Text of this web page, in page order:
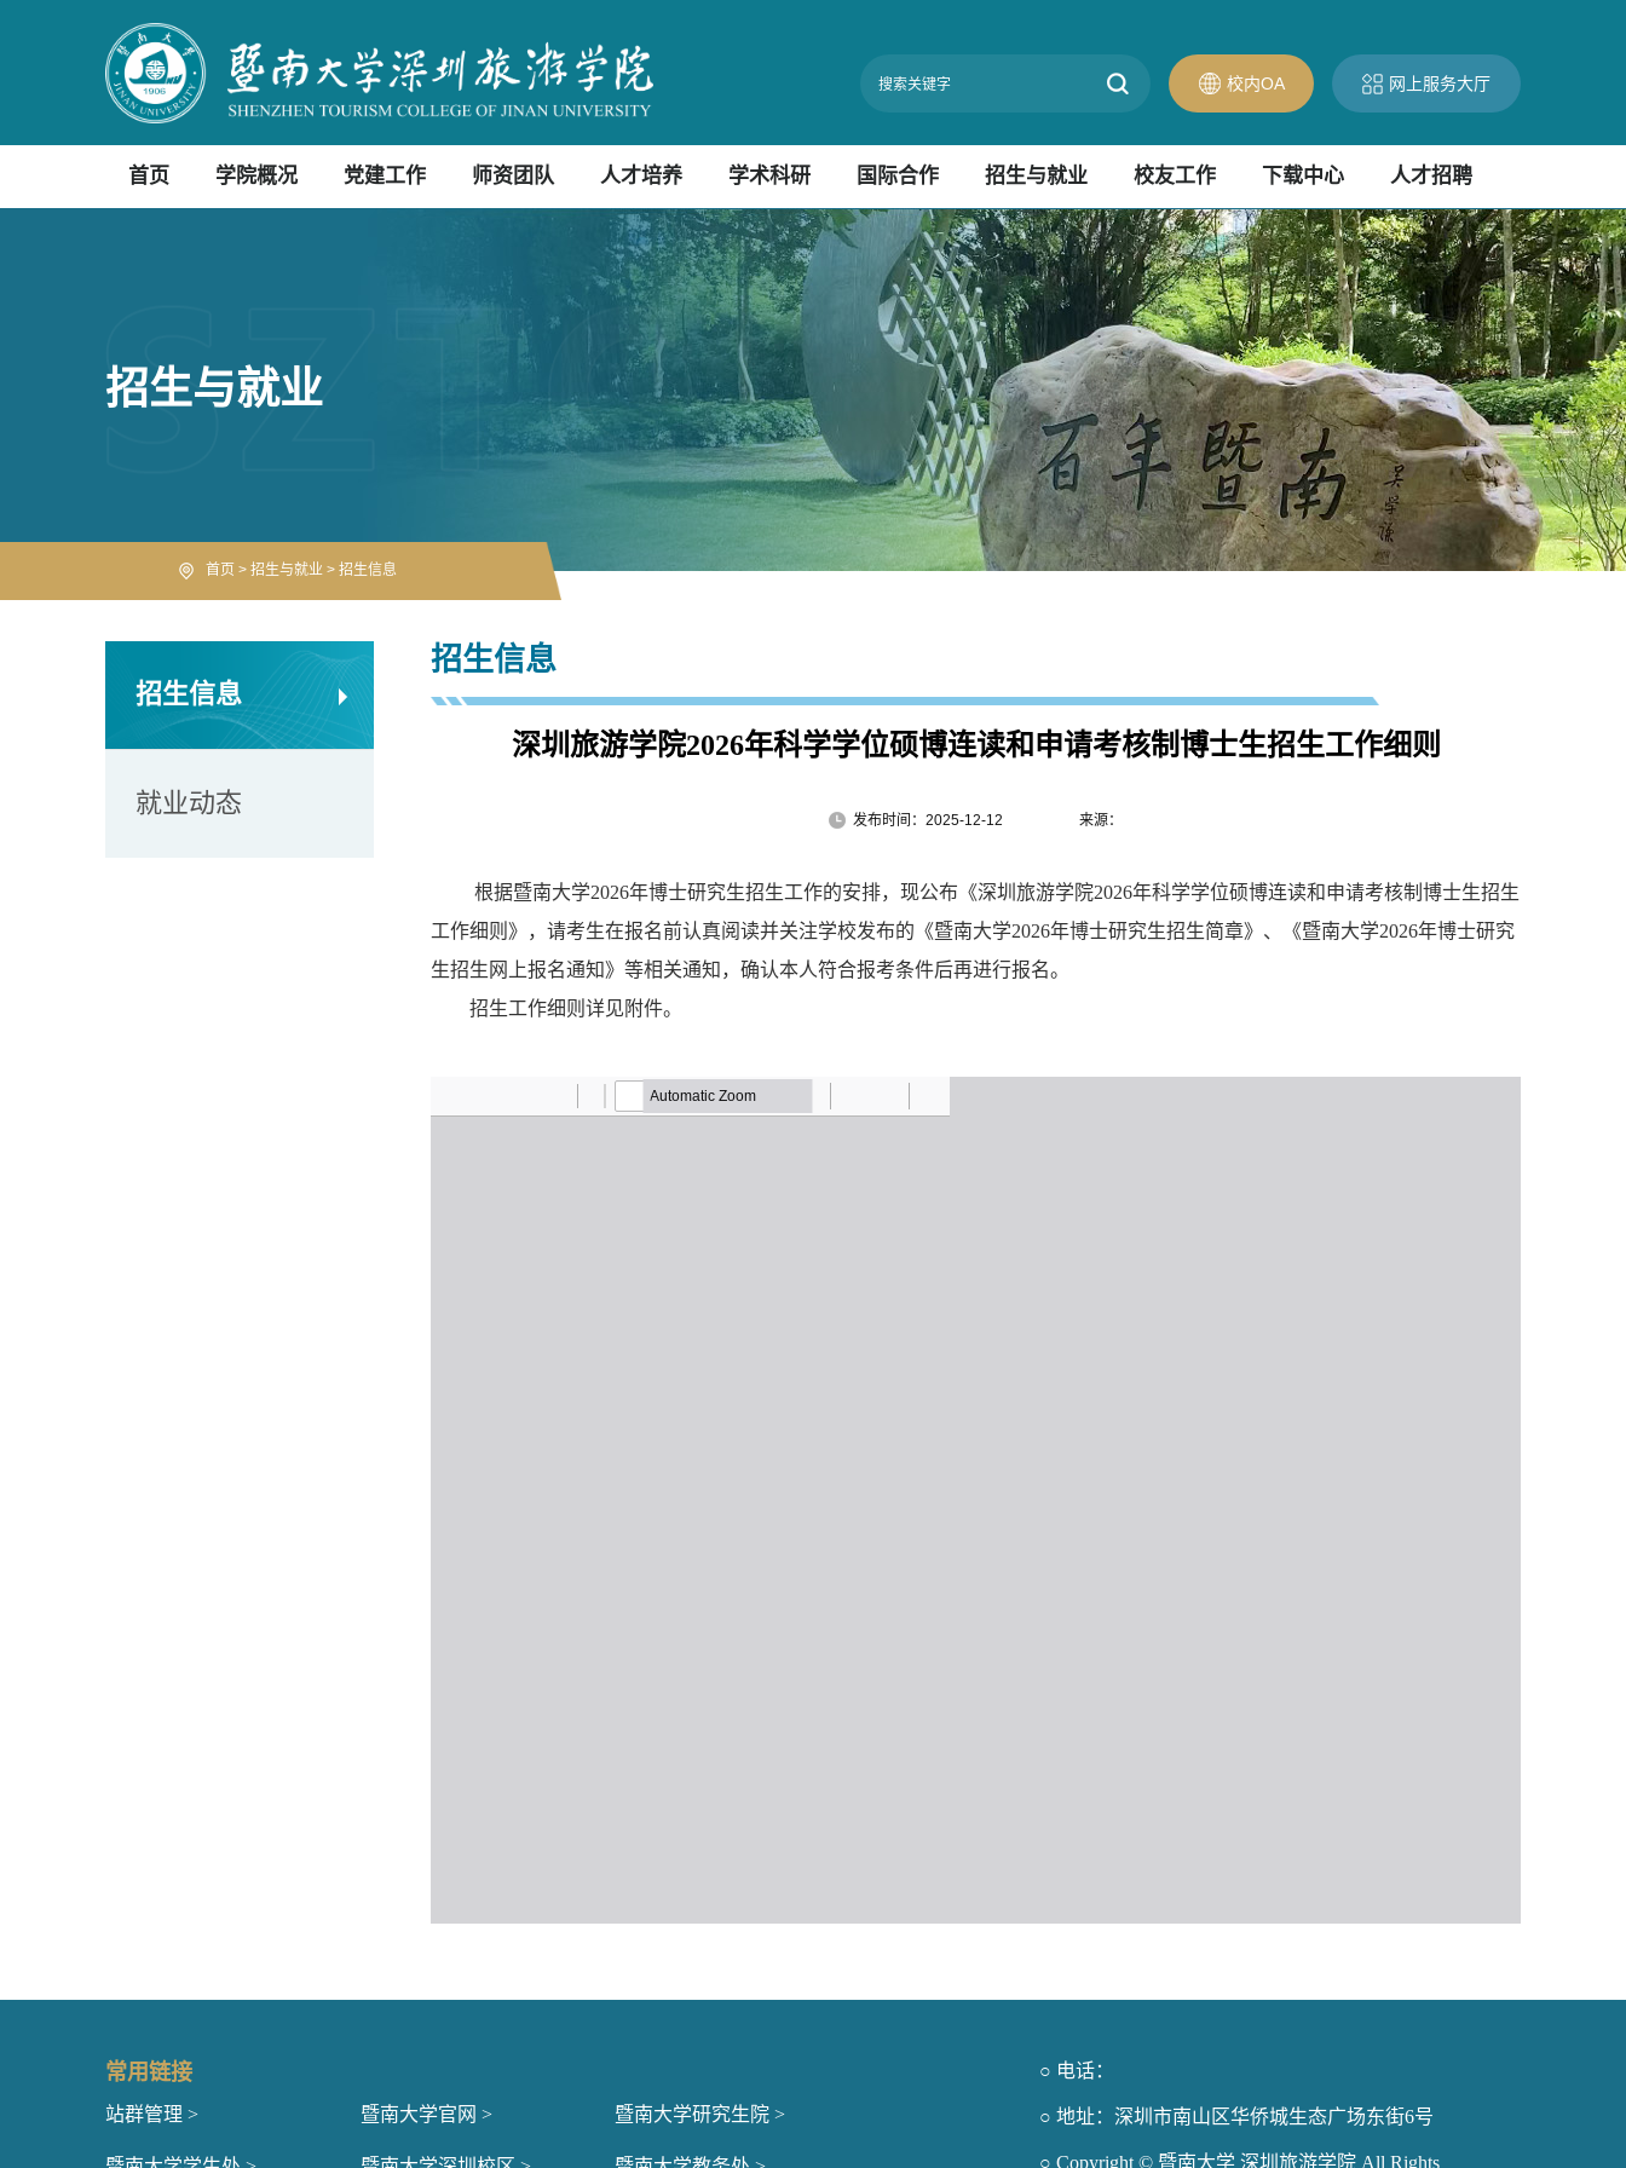
网上服务大厅
校内OA
首页 学院概况 党建工作 师资团队 人才培养 学术科研 国际合作 招生与就业 校友工作 下载中心 人才招聘
招生与就业
首页 >招生与就业 >招生信息
招生信息
就业动态
招生信息
深圳旅游学院2026年科学学位硕博连读和申请考核制博士生招生工作细则
发布时间：2025-12-12 来源：
根据暨南大学2026年博士研究生招生工作的安排，现公布《深圳旅游学院2026年科学学位硕博连读和申请考核制博士生招生
工作细则》，请考生在报名前认真阅读并关注学校发布的《暨南大学2026年博士研究生招生简章》、《暨南大学2026年博士研究
生招生网上报名通知》等相关通知，确认本人符合报考条件后再进行报名。
招生工作细则详见附件。
常用链接
站群管理 > 暨南大学官网 > 暨南大学研究生院 >
○ 电话：
○ 地址：深圳市南山区华侨城生态广场东街6号
○ Copyright © 暨南大学 深圳旅游学院 All Rights